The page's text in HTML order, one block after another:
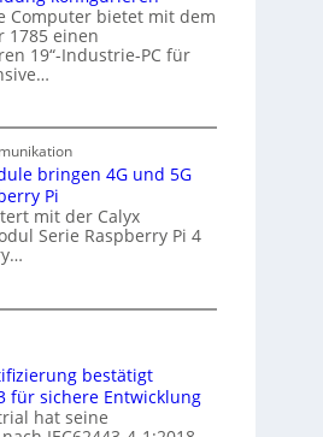
i
t
e
r
i
c
a
I
a
n
d
E
g
e
Computer bietet mit dem
1785 einen
19“-Industrie-PC für
bringen 4G und 5G
Pi
mit der Calyx
Serie Raspberry Pi 4
bestätigt
für sichere Entwicklung
hat seine